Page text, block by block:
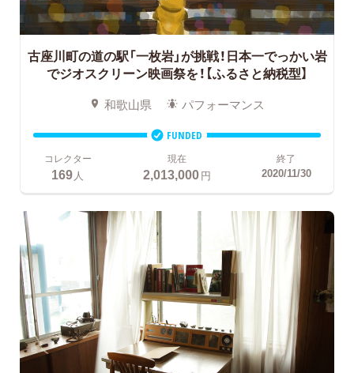
古座川町の道の駅「一枚岩」が挑戦！日本一でっかい岩
でジオスクリーン映画祭を！ 【ふるさと納税型】
和歌山県 パフォーマンス
FUNDED
コレクター
169人
現在
2,013,000円
終了
2020/11/30